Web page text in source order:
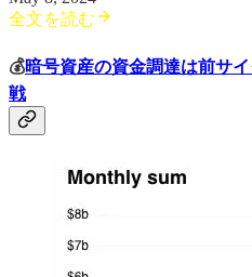
全文を読む
💰暗号資産の資金調達は前サ
戦